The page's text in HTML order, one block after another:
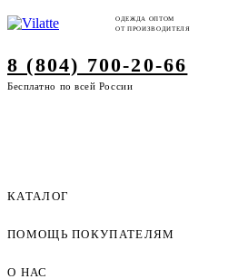
ОДЕЖДА ОПТОМ
ОТ ПРОИЗВОДИТЕЛЯ
8 (804) 700-20-66
Бесплатно по всей России
КАТАЛОГ
Женская одежда оптом
ПОМОЩЬ ПОКУПАТЕЛЯМ
О НАС